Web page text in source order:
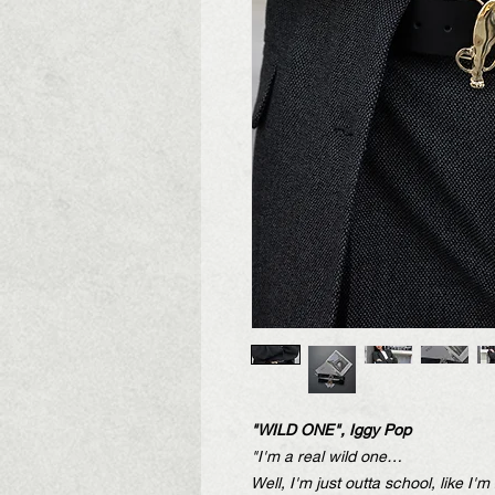
"WILD ONE", Iggy Pop
"I'm a real wild one…
Well, I'm just outta school, like